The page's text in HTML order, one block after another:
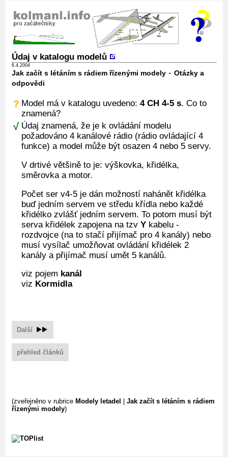
Údaj v katalogu modelů
6.4.2004
Jak začít s létáním s rádiem řízenými modely - Otázky a
odpovědi
? Model má v katalogu uvedeno: 4 CH 4-5 s. Co to
znamená?
√ Údaj znamená, že je k ovládání modelu
požadováno 4 kanálové rádio (rádio ovládající 4
funkce) a model může být osazen 4 nebo 5 servy.
V drtivé většině to je: výškovka, křidélka,
směrovka a motor.
Počet ser v4-5 je dán možností nahánět křidélka
buď jedním servem ve středu křídla nebo každé
křidélko zvlášť jedním servem. To potom musí být
serva křidélek zapojena na tzv Y kabelu -
rozdvojce (na to stačí přijímač pro 4 kanály) nebo
musí vysílač umožňovat ovládání křidélek 2
kanály a přijímač musí umět 5 kanálů.
viz pojem kanál
viz Kormidla
Další
přehled článků
(zveřejněno v rubrice Modely letadel | Jak začít s létáním s rádiem
řízenými modely)